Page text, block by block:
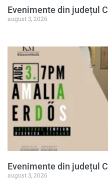
Evenimente din județul
august 3, 2026
Evenimente din județul
august 3, 2026